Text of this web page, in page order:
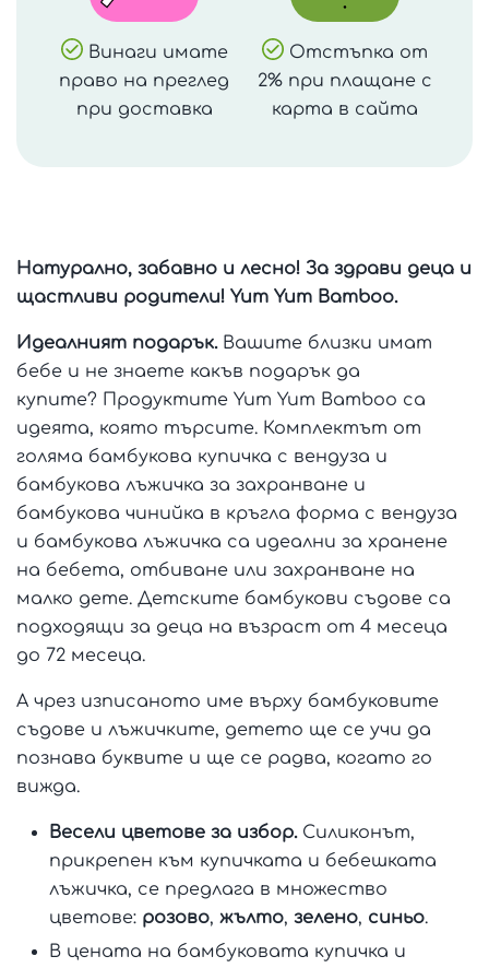
Винаги имате
право на преглед
при доставка
Отстъпка от
2% при плащане с
карта в сайта
Натурално, забавно и лесно! За здрави деца и
щастливи родители! Yum Yum Bamboo.
Идеалният подарък. Вашите близки имат
бебе и не знаете какъв подарък да
купите? Продуктите Yum Yum Bamboo са
идеята, която търсите. Комплектът от
голяма бамбукова купичка с вендуза и
бамбукова лъжичка за захранване и
бамбукова чинийка в кръгла форма с вендуза
и бамбукова лъжичка са идеални за хранене
на бебета, отбиване или захранване на
малко дете. Детските бамбукови съдове са
подходящи за деца на възраст от 4 месеца
до 72 месеца.
А чрез изписаното име върху бамбуковите
съдове и лъжичките, детето ще се учи да
познава буквите и ще се радва, когато го
вижда.
Весели цветове за избор. Силиконът,
прикрепен към купичката и бебешката
лъжичка, се предлага в множество
цветове: розово, жълто, зелено, синьо.
В цената на бамбуковата купичка и